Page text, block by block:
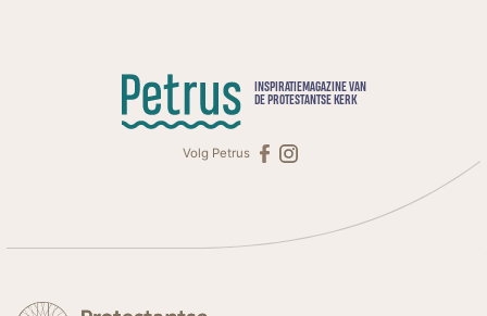
INSPIRATIEMAGAZINE VAN
DE PROTESTANTSE KERK
Volg Petrus